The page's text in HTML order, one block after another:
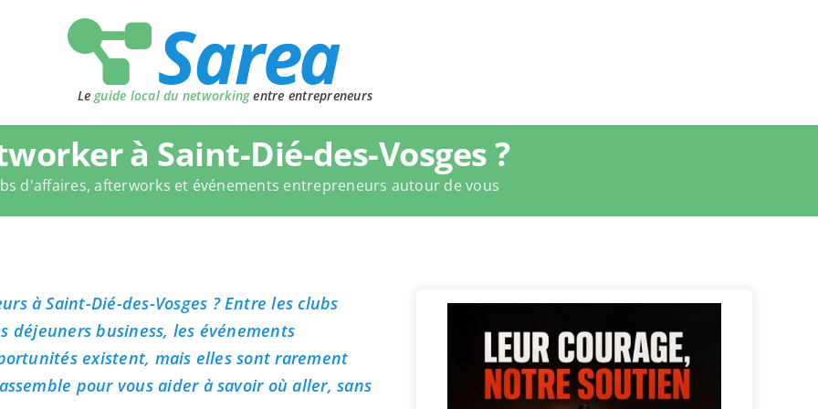
Le guide local du networkingentre entrepreneurs
à Saint-Dié-des-Vosges ?
d'affaires, afterworks et événements entrepreneurs autour de vous
à Saint-Dié-des-Vosges ? Entre les clubs
déjeuners business, les événements
existent, mais elles sont rarement
pour vous aider à savoir où aller, sans